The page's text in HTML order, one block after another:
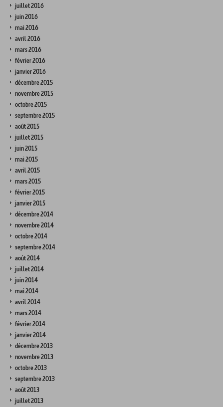
juillet 2016
juin 2016
mai 2016
avril 2016
mars 2016
février 2016
janvier 2016
décembre 2015
novembre 2015
octobre 2015
septembre 2015
août 2015
juillet 2015
juin 2015
mai 2015
avril 2015
mars 2015
février 2015
janvier 2015
décembre 2014
novembre 2014
octobre 2014
septembre 2014
août 2014
juillet 2014
juin 2014
mai 2014
avril 2014
mars 2014
février 2014
janvier 2014
décembre 2013
novembre 2013
octobre 2013
septembre 2013
août 2013
juillet 2013